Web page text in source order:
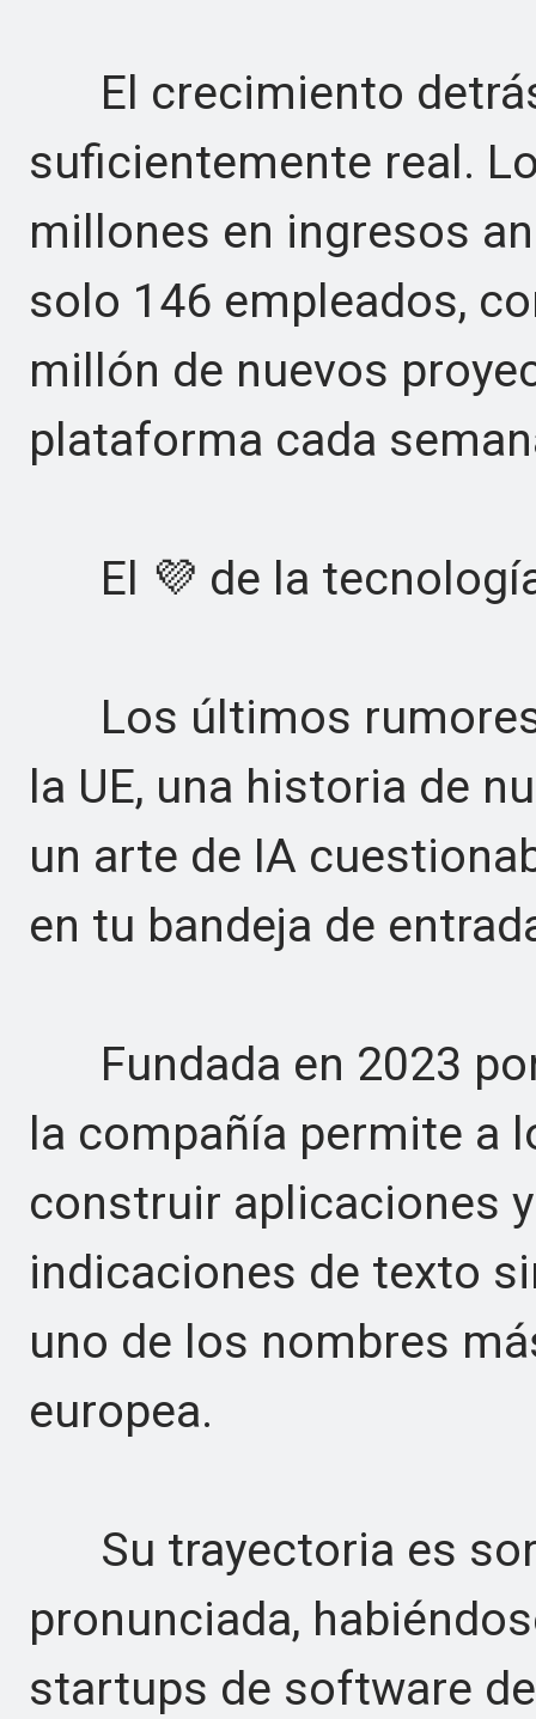
El crecimiento
suficientemente real.
millones en ingresos
solo 146 empleados,
millón de nuevos
plataforma cada
El 💜 de la
Los últimos rumores
la UE, una historia de
un arte de IA
en tu bandeja de
Fundada en 2023
la compañía permite a
construir aplicaciones
indicaciones de texto
uno de los nombres
europea.
Su trayectoria es
pronunciada,
startups de software